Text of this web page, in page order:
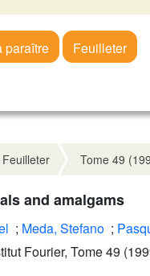
paraître
Feuilleter
Feuilleter Tome 49
and amalgams
; Meda, Stefano ;
Fourier, Tome 49